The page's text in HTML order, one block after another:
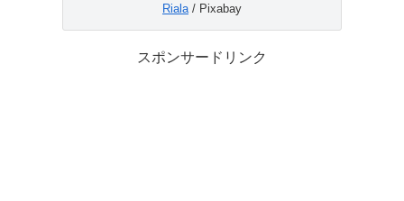
Riala / Pixabay
スポンサードリンク